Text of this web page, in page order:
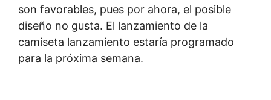
son favorables, pues por ahora, el posible
diseño no gusta. El lanzamiento de la
camiseta lanzamiento estaría programado
para la próxima semana.